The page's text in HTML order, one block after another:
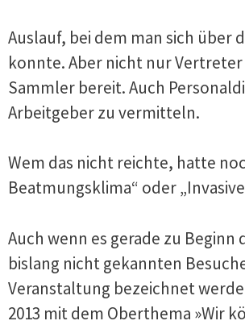
Auslauf, bei dem man sich
konnte. Aber nicht nur
Sammler bereit. Auch
Arbeitgeber zu vermitteln.
Wem das nicht reichte, hatte
Beatmungsklima“ oder
Auch wenn es gerade zu
bislang nicht gekannten
Veranstaltung bezeichnet
2013 mit dem Oberthema »Wir